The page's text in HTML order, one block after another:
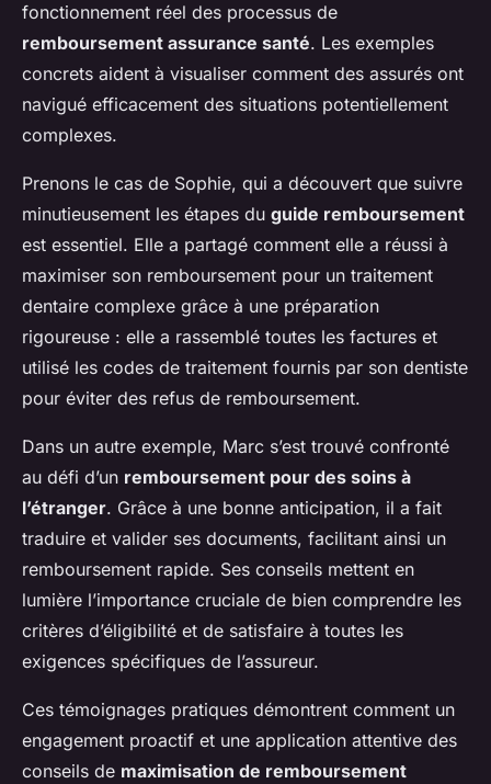
fonctionnement réel des processus de
remboursement assurance santé. Les exemples
concrets aident à visualiser comment des assurés ont
navigué efficacement des situations potentiellement
complexes.
Prenons le cas de Sophie, qui a découvert que suivre
minutieusement les étapes du guide remboursement
est essentiel. Elle a partagé comment elle a réussi à
maximiser son remboursement pour un traitement
dentaire complexe grâce à une préparation
rigoureuse : elle a rassemblé toutes les factures et
utilisé les codes de traitement fournis par son dentiste
pour éviter des refus de remboursement.
Dans un autre exemple, Marc s’est trouvé confronté
au défi d’un remboursement pour des soins à
l’étranger. Grâce à une bonne anticipation, il a fait
traduire et valider ses documents, facilitant ainsi un
remboursement rapide. Ses conseils mettent en
lumière l’importance cruciale de bien comprendre les
critères d’éligibilité et de satisfaire à toutes les
exigences spécifiques de l’assureur.
Ces témoignages pratiques démontrent comment un
engagement proactif et une application attentive des
conseils de maximisation de remboursement